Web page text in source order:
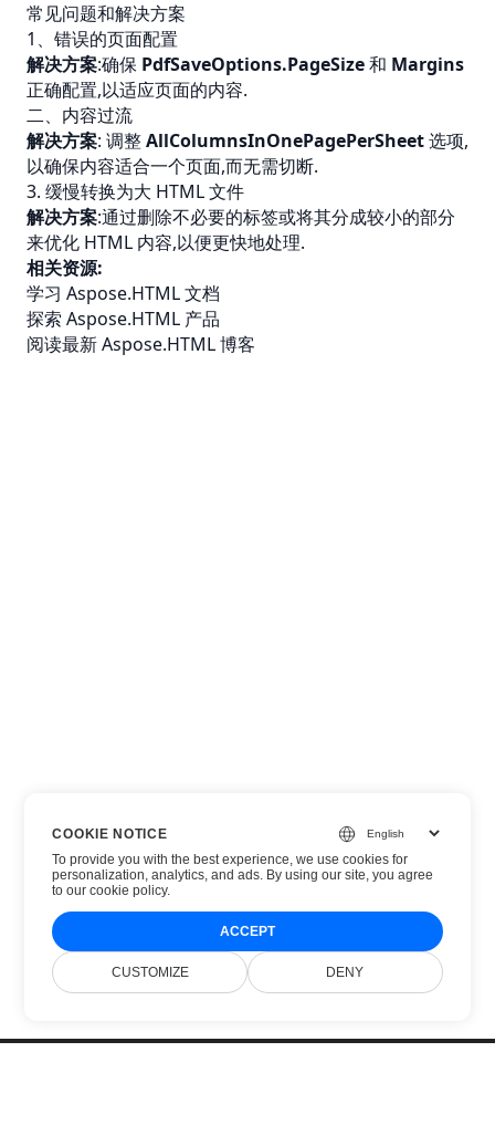
常见问题和解决方案
1、错误的页面配置
解决方案:确保 PdfSaveOptions.PageSize和 Margins
正确配置,以适应页面的内容.
二、内容过流
解决方案: 调整AllColumnsInOnePagePerSheet选项,
以确保内容适合一个页面,而无需切断.
3. 缓慢转换为大 HTML 文件
解决方案:通过删除不必要的标签或将其分成较小的部分
来优化 HTML 内容,以便更快地处理.
相关资源:
学习 Aspose.HTML 文档
探索 Aspose.HTML 产品
阅读最新 Aspose.HTML 博客
COOKIE NOTICE
To provide you with the best experience, we use cookies for
personalization, analytics, and ads. By using our site, you agree
toour cookie policy.
ACCEPT
CUSTOMIZE DENY